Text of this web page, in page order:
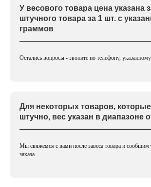
У весового товара цена указана
штучного товара за 1 шт. с
граммов
Остались вопросы - звоните по телефону, указанному
Для некоторых товаров,
штучно, вес указан в диапазоне
Мы свяжемся с вами после завеса товара и сообщим
заказа